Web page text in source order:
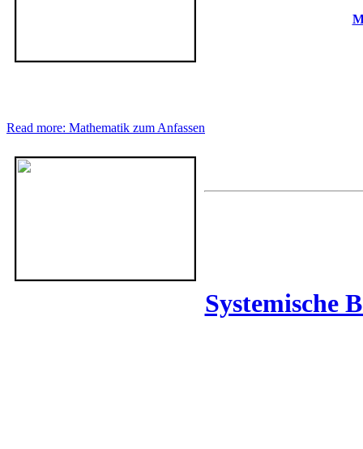
Read more: Mathematik zum Anfassen
Systemische